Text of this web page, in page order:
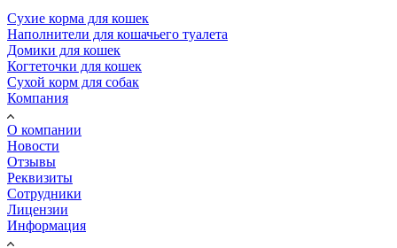
Сухие корма для кошек
Наполнители для кошачьего туалета
Домики для кошек
Когтеточки для кошек
Сухой корм для собак
Компания
О компании
Новости
Отзывы
Реквизиты
Сотрудники
Лицензии
Информация